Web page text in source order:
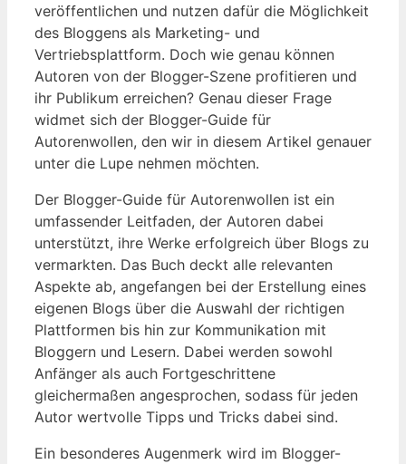
veröffentlichen und nutzen dafür die Möglichkeit
des Bloggens als Marketing- und
Vertriebsplattform. Doch wie genau können
Autoren von der Blogger-Szene profitieren und
ihr Publikum erreichen? Genau dieser Frage
widmet sich der Blogger-Guide ‌für
Autorenwollen,⁤ den wir in diesem Artikel genauer
unter die Lupe nehmen möchten.
Der Blogger-Guide für Autorenwollen ist ein
umfassender Leitfaden, der Autoren dabei
unterstützt, ihre Werke erfolgreich über Blogs zu
vermarkten. Das Buch deckt alle relevanten
Aspekte ab,⁣ angefangen bei der‍ Erstellung‌ eines
eigenen Blogs⁢ über die Auswahl der richtigen
Plattformen‌ bis hin zur Kommunikation mit
Bloggern und Lesern. Dabei werden sowohl
Anfänger ‍als auch Fortgeschrittene
gleichermaßen angesprochen, sodass für jeden
Autor wertvolle Tipps und Tricks dabei sind.
Ein besonderes Augenmerk wird im Blogger-